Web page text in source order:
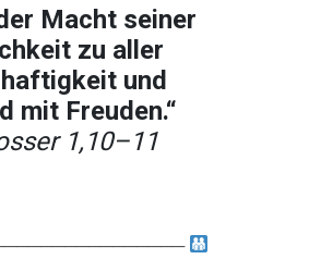
Macht seiner
zu aller
und
mit Freuden.“
1,10–11